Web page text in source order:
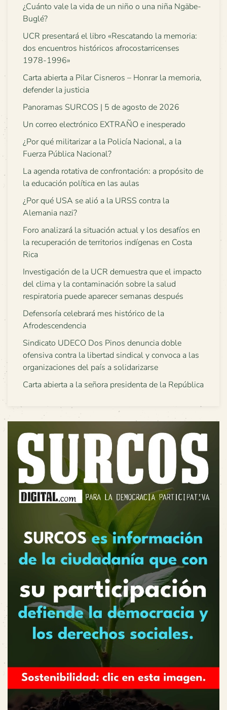
¿Cuánto vale la vida de un niño o una niña Ngäbe-
Buglé?
UCR presentará el libro «Rescatando la memoria:
dos encuentros históricos afrocostarricenses
1978-1996»
Carta abierta a Pilar Cisneros – Honrar la memoria,
defender la justicia
Panoramas SURCOS | 5 de agosto de 2026
Un correo electrónico EXTRAÑO e inesperado
¿Por qué militarizar a la Policía Nacional, a la
Fuerza Pública Nacional?
La agenda rotativa de confrontación: a propósito de
la educación política en las aulas
¿Por qué USA se alió a la URSS contra la
Alemania nazi?
Foro analizará la situación actual y los desafíos en
la recuperación de territorios indígenas en Costa
Rica
Investigación de la UCR demuestra que el impacto
del clima y la contaminación sobre la salud
respiratoria puede aparecer semanas después
Defensoría celebrará mes histórico de la
Afrodescendencia
Sindicato UDECO Dos Pinos denuncia doble
ofensiva contra la libertad sindical y convoca a las
organizaciones del país a solidarizarse
Carta abierta a la señora presidenta de la República